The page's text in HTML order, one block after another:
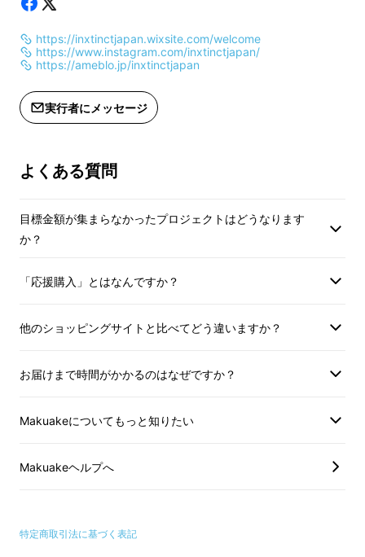
り、左右でバランスが違います。
のうちに体や足に負担がかかる歩き方が習慣化
靴によりインソールのサイズが異なり
ますので、インソールのサイズを測っ
お使いのインソールより2mmまで小さ
いINXTICTが対応できます。
をお選びになり、ハサミでカットして
ご使用ください（製品の性能を十分に
※製造状況により出荷時期が遅れる場
https://inxtinctjapan.wixsite.com/welcome
https://www.instagram.com/inxtinctjapan/
https://ameblo.jp/inxtinctjapan
実行者にメッセージ
よくある質問
目標金額が集まらなかったプロジェクトはどうなります
か？
「応援購入」とはなんですか？
他のショッピングサイトと比べてどう違いますか？
お届けまで時間がかかるのはなぜですか？
Makuakeについてもっと知りたい
Makuakeヘルプへ
特定商取引法に基づく表記